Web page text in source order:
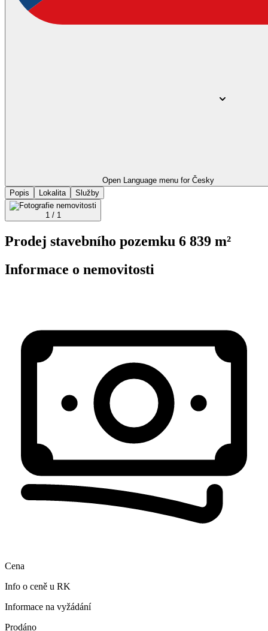
Open Language menu for Česky
Popis
Lokalita Služby
1 / 1
Prodej stavebního pozemku 6 839 m²
Informace o nemovitosti
Cena
Info o ceně u RK
Informace na vyžádání
Prodáno